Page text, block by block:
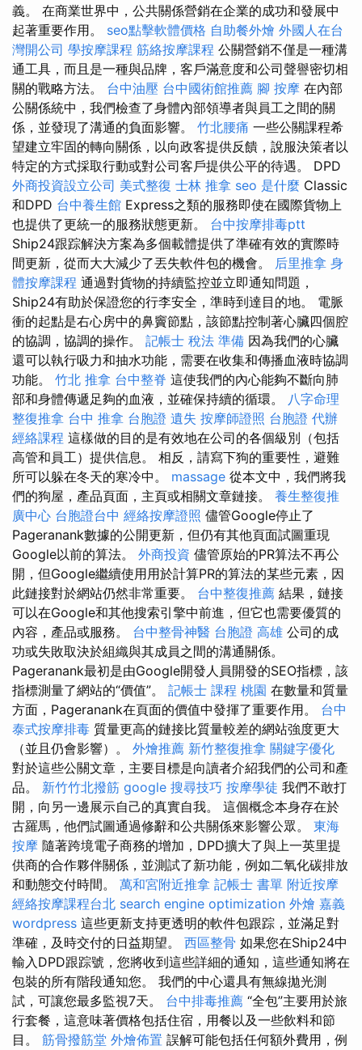
義。 在商業世界中，公共關係營銷在企業的成功和發展中
起著重要作用。 seo點擊軟體價格 自助餐外燴 外國人在台
灣開公司 學按摩課程 筋絡按摩課程 公關營銷不僅是一種溝
通工具，而且是一種與品牌，客戶滿意度和公司聲譽密切相
關的戰略方法。 台中油壓 台中國術館推薦 腳 按摩 在內部
公關係統中，我們檢查了身體內部領導者與員工之間的關
係，並發現了溝通的負面影響。 竹北腰痛 一些公關課程希
望建立牢固的轉向關係，以向政客提供反饋，說服決策者以
特定的方式採取行動或對公司客戶提供公平的待遇。 DPD
外商投資設立公司 美式整復 士林 推拿 seo 是什麼 Classic
和DPD 台中養生館 Express之類的服務即使在國際貨物上
也提供了更統一的服務狀態更新。 台中按摩排毒ptt
Ship24跟踪解決方案為多個載體提供了準確有效的實際時
間更新，從而大大減少了丟失軟件包的機會。 后里推拿 身
體按摩課程 通過對貨物的持續監控並立即通知問題，
Ship24有助於保證您的行李安全，準時到達目的地。 電脈
衝的起點是右心房中的鼻竇節點，該節點控制著心臟四個腔
的協調，協調的操作。 記帳士 稅法 準備 因為我們的心臟
還可以執行吸力和抽水功能，需要在收集和傳播血液時協調
功能。 竹北 推拿 台中整脊 這使我們的內心能夠不斷向肺
部和身體傳遞足夠的血液，並確保持續的循環。 八字命理
整復推拿 台中 推拿 台胞證 遺失 按摩師證照 台胞證 代辦
經絡課程 這樣做的目的是有效地在公司的各個級別（包括
高管和員工）提供信息。 相反，請寫下狗的重要性，避難
所可以躲在冬天的寒冷中。 massage 從本文中，我們將我
們的狗屋，產品頁面，主頁或相關文章鏈接。 養生整復推
廣中心 台胞證台中 經絡按摩證照 儘管Google停止了
Pageranank數據的公開更新，但仍有其他頁面試圖重現
Google以前的算法。 外商投資 儘管原始的PR算法不再公
開，但Google繼續使用用於計算PR的算法的某些元素，因
此鏈接對於網站仍然非常重要。 台中整復推薦 結果，鏈接
可以在Google和其他搜索引擎中前進，但它也需要優質的
內容，產品或服務。 台中整骨神醫 台胞證 高雄 公司的成
功或失敗取決於組織與其成員之間的溝通關係。
Pageranank最初是由Google開發人員開發的SEO指標，該
指標測量了網站的“價值”。 記帳士 課程 桃園 在數量和質量
方面，Pageranank在頁面的價值中發揮了重要作用。 台中
泰式按摩排毒 質量更高的鏈接比質量較差的網站強度更大
（並且仍會影響）。 外燴推薦 新竹整復推拿 關鍵字優化
對於這些公關文章，主要目標是向讀者介紹我們的公司和產
品。 新竹竹北撥筋 google 搜尋技巧 按摩學徒 我們不敢打
開，向另一邊展示自己的真實自我。 這個概念本身存在於
古羅馬，他們試圖通過修辭和公共關係來影響公眾。 東海
按摩 隨著跨境電子商務的增加，DPD擴大了與上一英里提
供商的合作夥伴關係，並測試了新功能，例如二氧化碳排放
和動態交付時間。 萬和宮附近推拿 記帳士 書單 附近按摩
經絡按摩課程台北 search engine optimization 外燴 嘉義
wordpress 這些更新支持更透明的軟件包跟踪，並滿足對
準確，及時交付的日益期望。 西區整骨 如果您在Ship24中
輸入DPD跟踪號，您將收到這些詳細的通知，這些通知將在
包裝的所有階段通知您。 我們的中心還具有無線拋光測
試，可讓您最多監視7天。 台中排毒推薦 “全包”主要用於旅
行套餐，這意味著價格包括住宿，用餐以及一些飲料和節
目。 筋骨撥筋堂 外燴佈置 誤解可能包括任何額外費用，例